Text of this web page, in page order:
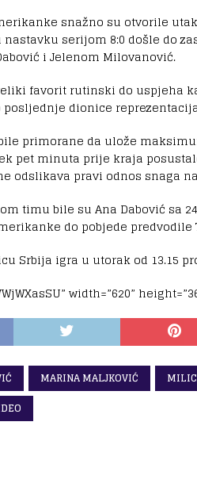
snažno su otvorile
serijom 8:0 došle do
i Jelenom Milovanović.
favorit rutinski do uspjeha
posljednje dionice
primorane da ulože
pet minuta prije kraja
odslikava pravi odnos snaga
timu bile su Ana Dabović sa
do pobjede predvodile
Srbija igra u utorak od 13.15
width=”620”
MARINA MALJKOVIĆ